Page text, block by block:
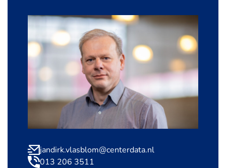
jandirk.vlasblom@centerdata.nl
013 206 3511